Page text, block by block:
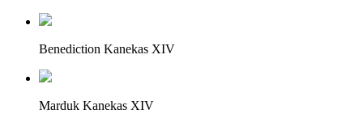
Benediction Kanekas XIV
Marduk Kanekas XIV